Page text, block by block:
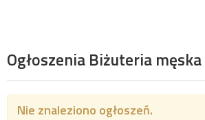
Ogłoszenia Biżuteria męska
Nie znaleziono ogłoszeń.